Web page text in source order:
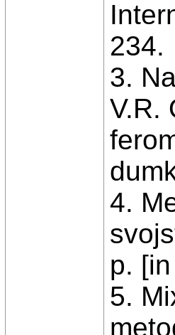
234.
3.
V.R.
4.
p.
5.